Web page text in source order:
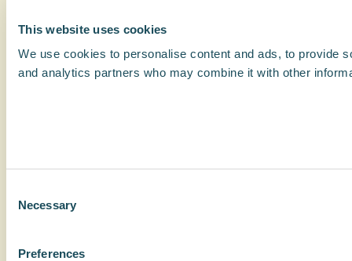
This website uses cookies
We use cookies to personalise content and ads, to provide
and analytics partners who may combine it with other
Selection
Necessary
Preferences